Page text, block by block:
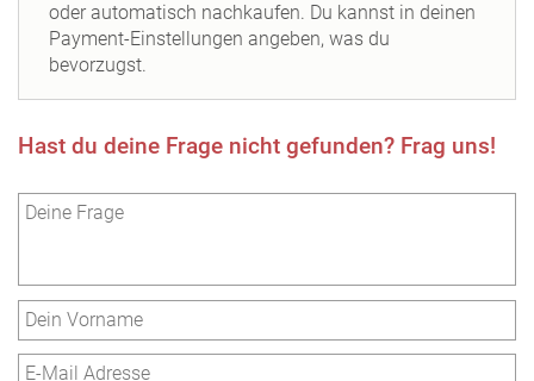
oder automatisch nachkaufen. Du kannst in deinen
Payment-Einstellungen angeben, was du
bevorzugst.
Hast du deine Frage nicht gefunden? Frag uns!